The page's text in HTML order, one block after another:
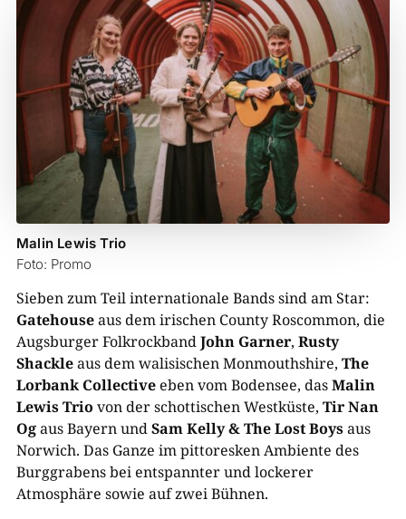
Malin Lewis Trio
Foto: Promo
Sieben zum Teil internationale Bands sind am Star:
Gatehouseaus dem irischen County Roscommon, die
Augsburger FolkrockbandJohn Garner, Rusty
Shackleaus dem walisischen Monmouthshire, The
Lorbank Collectiveeben vom Bodensee, dasMalin
Lewis Trio von der schottischen Westküste, Tir Nan
Ogaus Bayern undSam Kelly & The Lost Boysaus
Norwich. Das Ganze im pittoresken Ambiente des
Burggrabens bei entspannter und lockerer
Atmosphäre sowie auf zwei Bühnen.